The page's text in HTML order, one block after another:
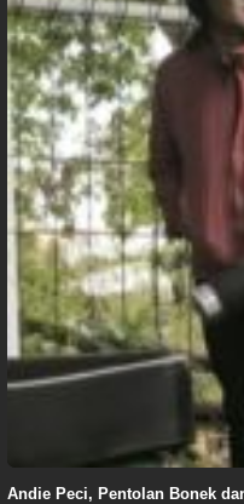
Andie Peci, Pentolan Bonek